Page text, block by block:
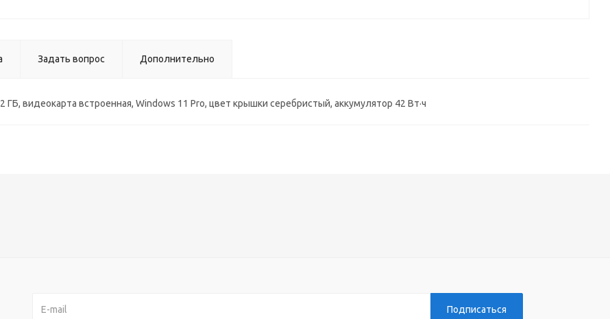
Задать вопрос Дополнительно
ГБ, видеокарта встроенная, Windows 11 Pro, цвет крышки серебристый, аккумулятор 42 Вт·ч